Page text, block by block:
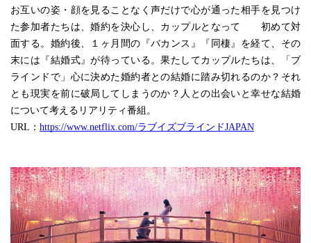
お互いの姿・顔を見ることなく声だけで心が通った相手を見つけ
た参加者たちは、婚約を決心し、カップルとなって　　初めて対
面する。婚約後、１ヶ月間の『バカンス』『同棲』を経て、その
末には『結婚式』が待っている。果たしてカップルたちは、「ブ
ラインドで」心に決めた婚約者との結婚に踏み切れるのか？それ
とも現実を前に破局してしまうのか？人との出会いと幸せな結婚
について考えるリアリティ番組。
URL： https://www.netflix.com/ラブイズブラインドJAPAN